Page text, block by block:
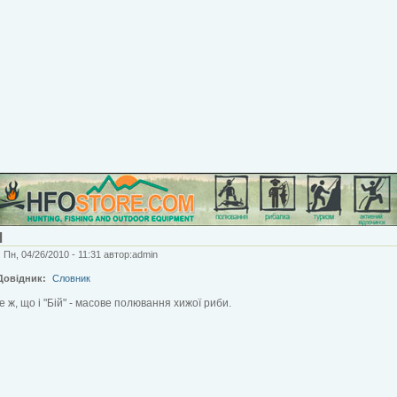
Пн, 04/26/2010 - 11:31 автор:admin
Словник
ж, що і "Бій" - масове полювання хижої риби.